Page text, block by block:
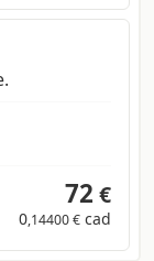
72 €
0,14400 € cad